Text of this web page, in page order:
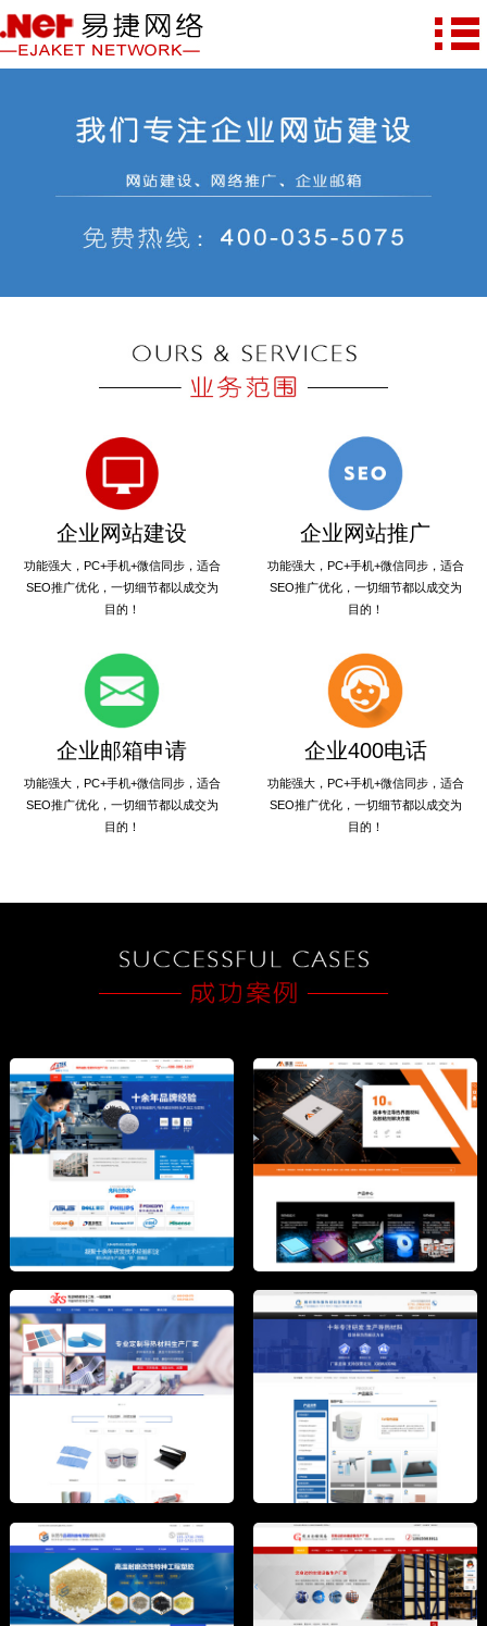
企业网站建设
功能强大，PC+手机+微信同步，适合
SEO推广优化，一切细节都以成交为
目的！
企业网站推广
功能强大，PC+手机+微信同步，适合
SEO推广优化，一切细节都以成交为
目的！
企业邮箱申请
功能强大，PC+手机+微信同步，适合
SEO推广优化，一切细节都以成交为
目的！
企业400电话
功能强大，PC+手机+微信同步，适合
SEO推广优化，一切细节都以成交为
目的！